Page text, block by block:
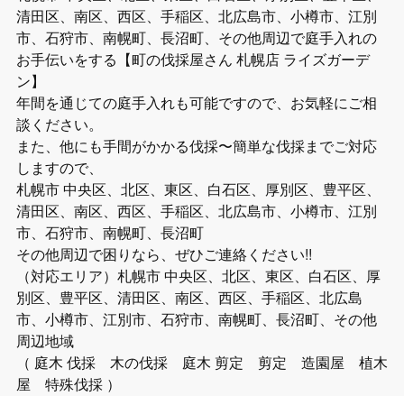
清田区、南区、西区、手稲区、北広島市、小樽市、江別
市、石狩市、南幌町、長沼町、その他周辺で庭手入れの
お手伝いをする【町の伐採屋さん 札幌店 ライズガーデ
ン】
年間を通じての庭手入れも可能ですので、お気軽にご相
談ください。
また、他にも手間がかかる伐採〜簡単な伐採までご対応
しますので、
札幌市 中央区、北区、東区、白石区、厚別区、豊平区、
清田区、南区、西区、手稲区、北広島市、小樽市、江別
市、石狩市、南幌町、長沼町
その他周辺で困りなら、ぜひご連絡ください!!
（対応エリア）札幌市 中央区、北区、東区、白石区、厚
別区、豊平区、清田区、南区、西区、手稲区、北広島
市、小樽市、江別市、石狩市、南幌町、長沼町、その他
周辺地域
（ 庭木 伐採 木の伐採 庭木 剪定 剪定 造園屋 植木
屋 特殊伐採 ）